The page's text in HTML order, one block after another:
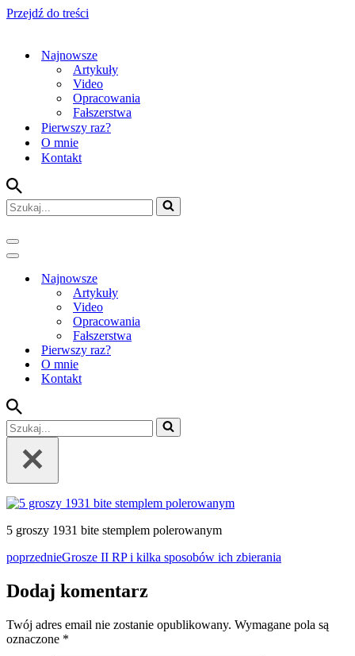
Przejdź do treści
Najnowsze
Artykuły
Video
Opracowania
Fałszerstwa
Pierwszy raz?
O mnie
Kontakt
Szukaj...
Menu
nawigacji
Menu
nawigacjiNajnowsze
Artykuły
Video
Opracowania
Fałszerstwa
Pierwszy raz?
O mnie
Kontakt
Szukaj...
5 groszy 1931 bite stemplem polerowanym
poprzednieGrosze II RP i kilka sposobów ich zbierania
Dodaj komentarz
Twój adres email nie zostanie opublikowany. Wymagane pola są
oznaczone *